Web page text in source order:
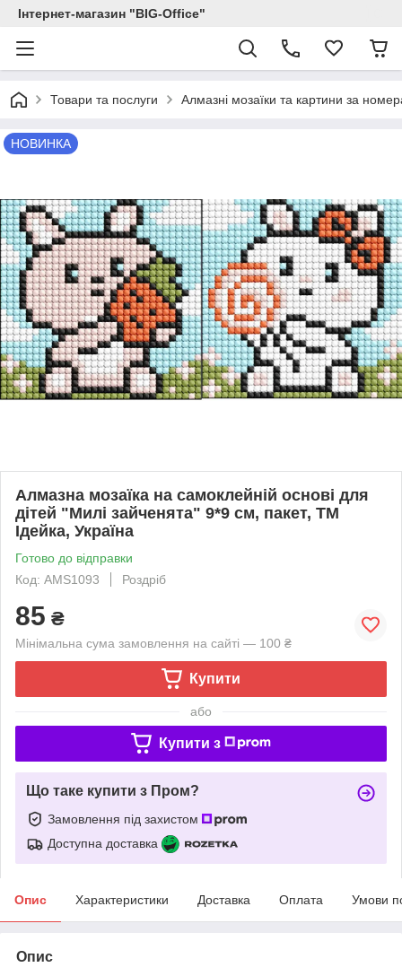
Інтернет-магазин "BIG-Office"
Товари та послуги Алмазні мозаїки та картини за
НОВИНКА
Алмазна мозаїка на самоклейній основі для
дітей "Милі зайченята" 9*9 см, пакет, ТМ
Ідейка, Україна
Готово до відправки
Код: AMS1093
Роздріб
85 ₴
Мінімальна сума замовлення на сайті — 100 ₴
Купити
або
Купити з
Що таке купити з Пром?
Замовлення під захистом
Доступна доставка
Опис Характеристики Доставка Оплата Умови
Опис